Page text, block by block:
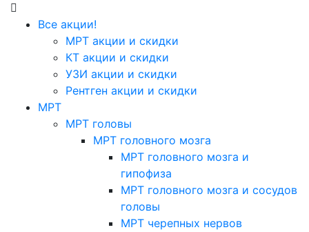
Все акции!
МРТ акции и скидки
КТ акции и скидки
УЗИ акции и скидки
Рентген акции и скидки
МРТ
МРТ головы
МРТ головного мозга
МРТ головного мозга и
гипофиза
МРТ головного мозга и сосудов
головы
МРТ черепных нервов